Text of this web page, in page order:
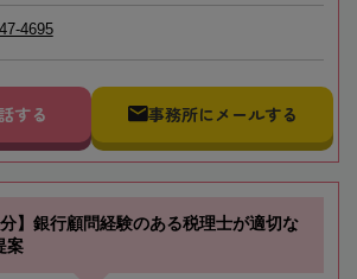
4695
する 事務所にメールする
分】銀行顧問経験のある税理士が適切な
案